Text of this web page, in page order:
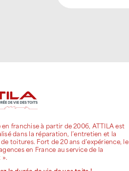
franchise à partir de 2006, ATTILA est
dans la réparation, l’entretien et la
toitures. Fort de 20 ans d’expérience, le
en France au service de la